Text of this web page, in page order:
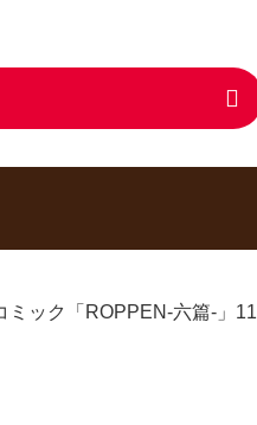
ミック「ROPPEN-六篇-」11